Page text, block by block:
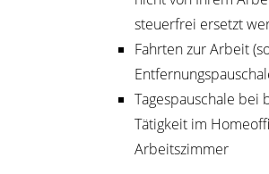
steuerfrei ersetzt
Fahrten zur Arbeit
Tagespauschale bei
Tätigkeit im
Arbeitszimmer